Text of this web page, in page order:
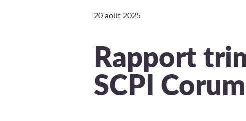
20 août 2025
Rapport
SCPI